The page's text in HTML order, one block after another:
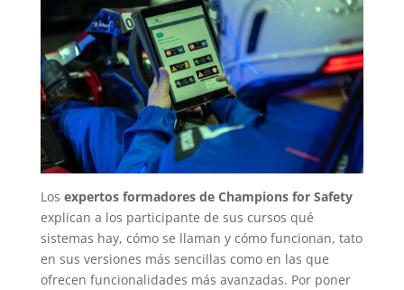
Los expertos formadores de Champions for Safety
explican a los participante de sus cursos qué
sistemas hay, cómo se llaman y cómo funcionan, tato
en sus versiones más sencillas como en las que
ofrecen funcionalidades más avanzadas. Por poner